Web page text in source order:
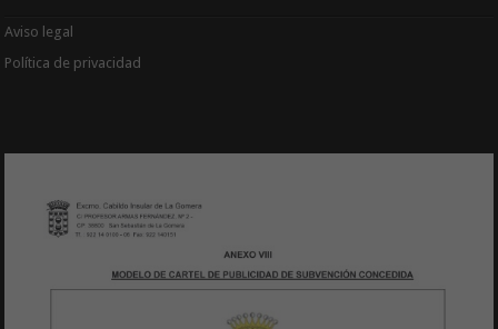
Aviso legal
Política de privacidad